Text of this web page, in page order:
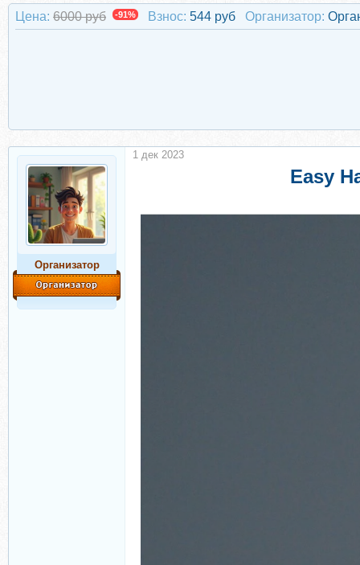
Цена: 6000 руб -91% Взнос: 544 руб Организатор:
Организатор
Easy
1 дек 2023